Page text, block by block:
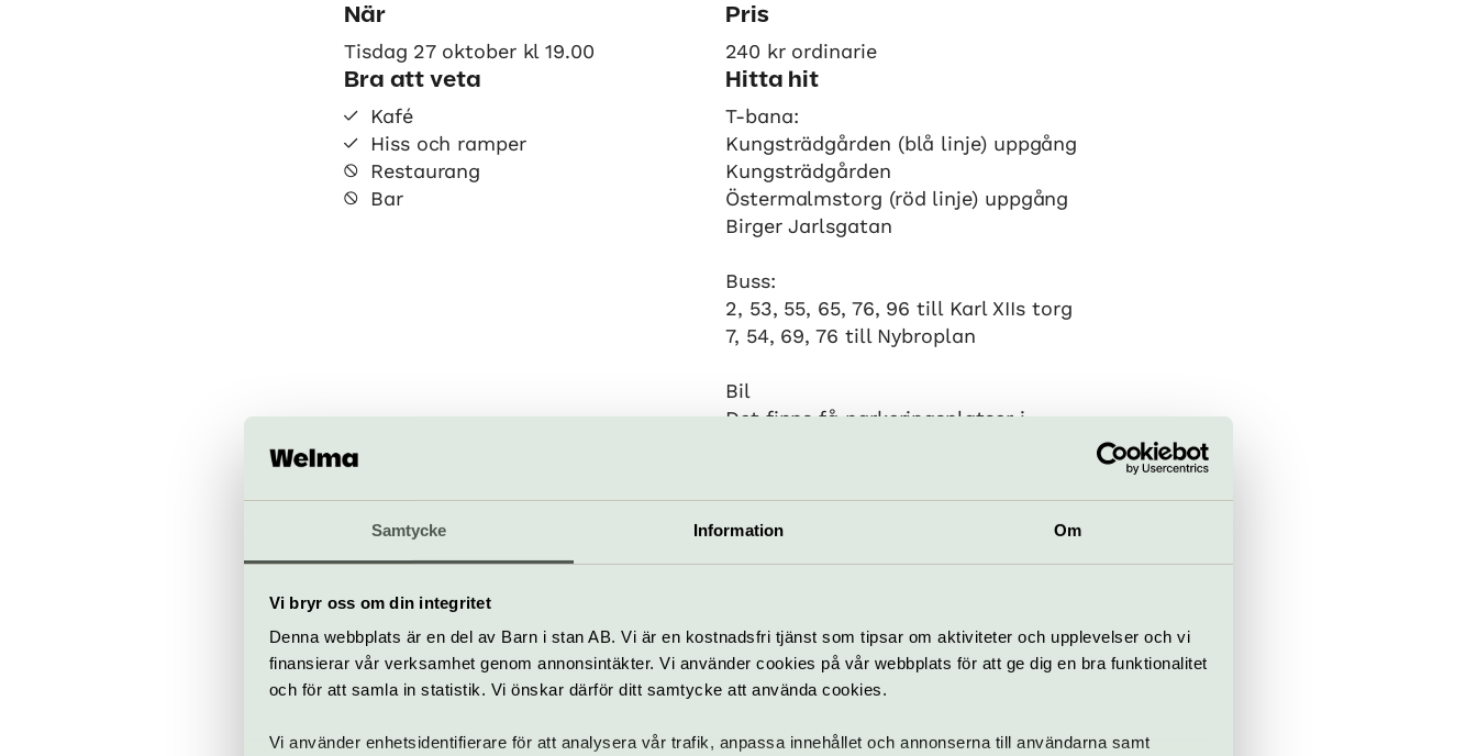
Samtycke Information Om
Vi bryr oss om din integritet
Denna webbplats är en del av Barn i stan AB. Vi är en kostnadsfri tjänst som tipsar om aktiviteter och upplevelser och vi
finansierar vår verksamhet genom annonsintäkter. Vi använder cookies på vår webbplats för att ge dig en bra funktionalitet
och för att samla in statistik. Vi önskar därför ditt samtycke att använda cookies.
Vi använder enhetsidentifierare för att analysera vår trafik, anpassa innehållet och annonserna till användarna samt
När
Tisdag 27 oktober kl 19.00
Pris
240 kr ordinarie
Bra att veta
Kafé
Hiss och ramper
Restaurang
Bar
Hitta hit
T-bana:
Kungsträdgården (blå linje) uppgång
Kungsträdgården
Östermalmstorg (röd linje) uppgång
Birger Jarlsgatan
Buss:
2, 53, 55, 65, 76, 96 till Karl XIIs torg
7, 54, 69, 76 till Nybroplan
Bil
Det finns få parkeringsplatser i
För artister som vill lasta ur instrument
från bil inför konsert öppnar vi porten
från Blasieholmstorg.
Stallet
Stallgatan 3, Blasieholmen
stallet.st/sv/
stallet@rfod.se
0765 25 17 73